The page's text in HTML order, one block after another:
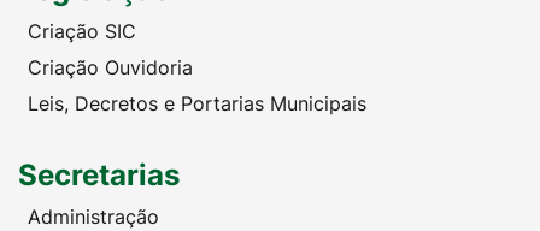
Criação SIC
Criação Ouvidoria
Leis, Decretos e Portarias Municipais
Secretarias
Administração